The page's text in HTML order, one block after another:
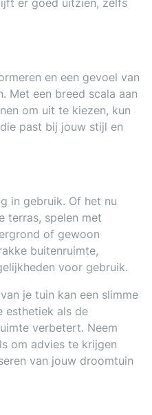
er goed uitzien, zelfs
en een gevoel van
Met een breed scala aan
om uit te kiezen, kun
past bij jouw stijl en
in gebruik. Of het nu
terras, spelen met
of gewoon
buitenruimte,
voor gebruik.
je tuin kan een slimme
esthetiek als de
verbetert. Neem
om advies te krijgen
van jouw droomtuin